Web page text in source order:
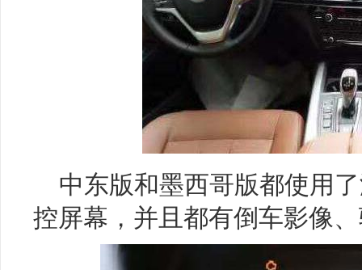
中东版和墨西哥版都使用
控屏幕，并且都有倒车影像